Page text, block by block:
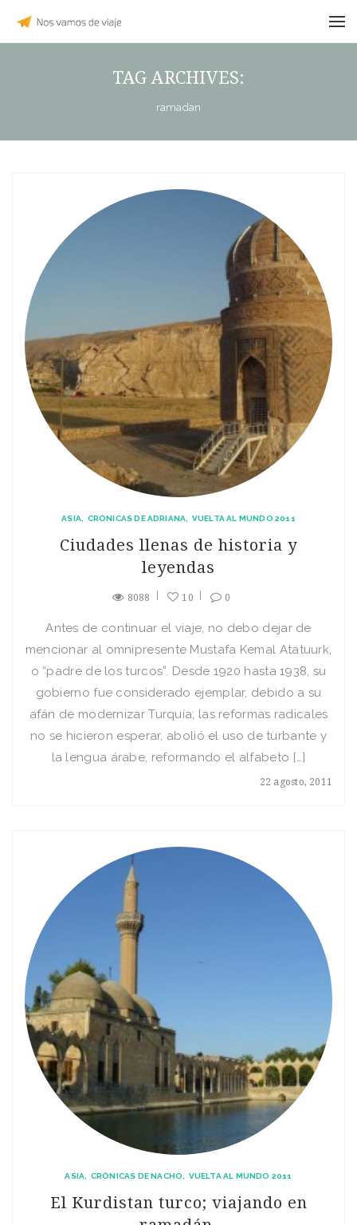
TAG ARCHIVES:
ramadan
ASIA CRÓNICAS DE ADRIANA VUELTA AL MUNDO 2011
Ciudades llenas de historia y
leyendas
8088 10 0
22 agosto, 2011
Antes de continuar el viaje, no debo dejar de
mencionar al omnipresente Mustafa Kemal Atatuurk,
o “padre de los turcos”. Desde 1920 hasta 1938, su
gobierno fue considerado ejemplar, debido a su
afán de modernizar Turquía; las reformas radicales
no se hicieron esperar, abolió el uso de turbante y
la lengua árabe, reformando el alfabeto […]
ASIA CRÓNICAS DE NACHO VUELTA AL MUNDO 2011
El Kurdistan turco; viajando en